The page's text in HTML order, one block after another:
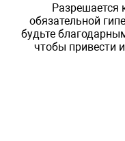
Разрешается
обязательной
будьте
чтобы привести